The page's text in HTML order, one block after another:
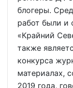
блогеры.
работ были и
«Крайний
также
конкурса
материалах,
2019 года,